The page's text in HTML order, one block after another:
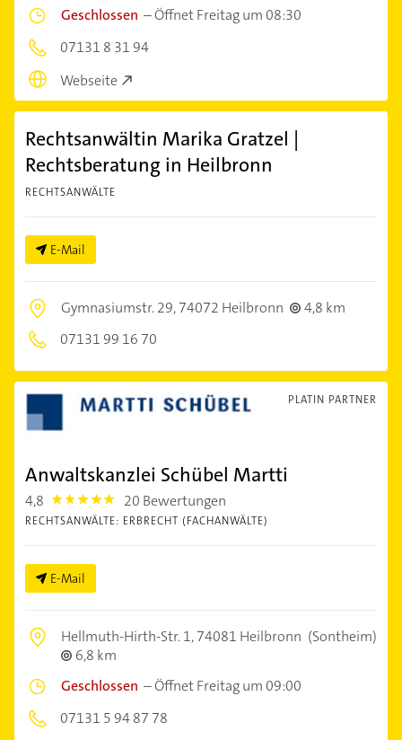
Geschlossen –Öffnet Freitag um 08:30
07131 8 31 94
Webseite
Rechtsanwältin Marika Gratzel |
Rechtsberatung in Heilbronn
RECHTSANWÄLTE
E-Mail
Gymnasiumstr. 29,74072 Heilbronn
4,8 km
07131 99 16 70
PLATIN PARTNER
Anwaltskanzlei Schübel Martti
4,8 4.8 20 Bewertungen
RECHTSANWÄLTE: ERBRECHT (FACHANWÄLTE)
E-Mail
Hellmuth-Hirth-Str. 1,74081 Heilbronn (Sontheim)
6,8 km
Geschlossen –Öffnet Freitag um 09:00
07131 5 94 87 78